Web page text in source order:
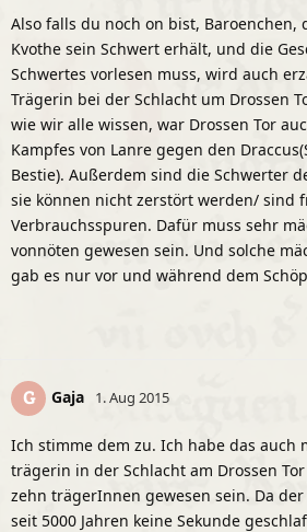
Also falls du noch on bist, Baroenchen,
Kvothe sein Schwert erhält, und die
Schwertes vorlesen muss, wird auch
Trägerin bei der Schlacht um Drossen
wie wir alle wissen, war Drossen Tor
Kampfes von Lanre gegen den
Bestie). Außerdem sind die Schwerter
sie können nicht zerstört werden/ sind
Verbrauchsspuren. Dafür muss sehr
vonnöten gewesen sein. Und solche
gab es nur vor und während dem
G Gaja 1. Aug 2015
Ich stimme dem zu. Ich habe das auch
trägerin in der Schlacht am Drossen
zehn trägerInnen gewesen sein. Da
seit 5000 Jahren keine Sekunde